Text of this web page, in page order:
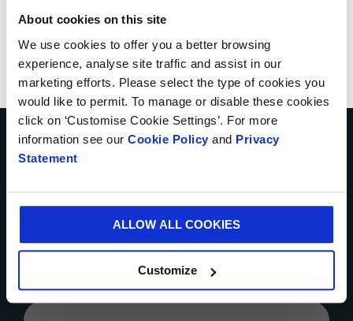
About cookies on this site
We use cookies to offer you a better browsing
experience, analyse site traffic and assist in our
marketing efforts. Please select the type of cookies you
would like to permit. To manage or disable these cookies
click on ‘Customise Cookie Settings’. For more
information see our Cookie Policy and Privacy
Statement
ALLOW ALL COOKIES
Customize
*Für eine bekannte Marke wurden Studien an 1200
Verbrauchern in ganz Europe durchgeführt.
Kontaktieren Sie uns